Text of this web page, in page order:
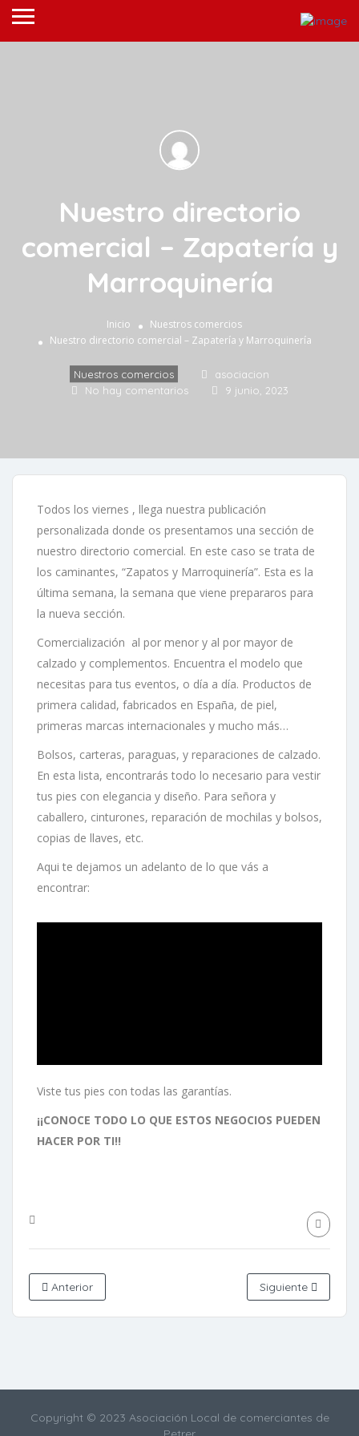
Nuestro directorio
comercial – Zapatería y
Marroquinería
Inicio
Nuestros comercios
Nuestro directorio comercial – Zapatería y Marroquinería
Nuestros comercios
asociacion
No hay comentarios
9 junio, 2023
Todos los viernes , llega nuestra publicación
personalizada donde os presentamos una sección de
nuestro directorio comercial. En este caso se trata de
los caminantes, “Zapatos y Marroquinería”. Esta es la
última semana, la semana que viene prepararos para
la nueva sección.
Comercialización al por menor y al por mayor de
calzado y complementos. Encuentra el modelo que
necesitas para tus eventos, o día a día. Productos de
primera calidad, fabricados en España, de piel,
primeras marcas internacionales y mucho más…
Bolsos, carteras, paraguas, y reparaciones de calzado.
En esta lista, encontrarás todo lo necesario para vestir
tus pies con elegancia y diseño. Para señora y
caballero, cinturones, reparación de mochilas y bolsos,
copias de llaves, etc.
Aqui te dejamos un adelanto de lo que vás a
encontrar:
Viste tus pies con todas las garantías.
¡¡CONOCE TODO LO QUE ESTOS NEGOCIOS PUEDEN
HACER POR TI!!
Anterior Siguiente
Copyright © 2023 Asociación Local de comerciantes de